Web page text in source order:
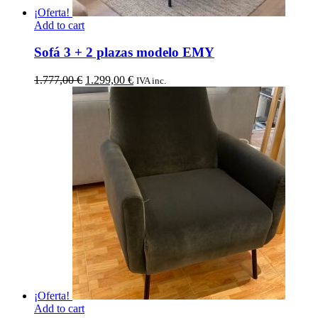
¡Oferta!
Add to cart
Sofá 3 + 2 plazas modelo EMY
1.777,00€ El
precio
original
1.777,00 €.
1.299,00 €ElIVA inc.
¡Oferta!
Add to cart